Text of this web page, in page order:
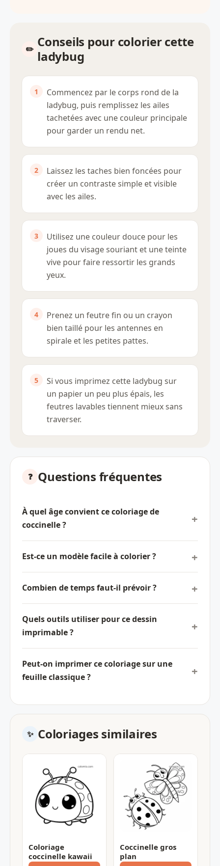
Conseils pour colorier cette
ladybug
Commencez par le corps rond de la
ladybug, puis remplissez les ailes
tachetées avec une couleur principale
pour garder un rendu net.
Laissez les taches bien foncées pour
créer un contraste simple et visible
avec les ailes.
Utilisez une couleur douce pour les
joues du visage souriant et une teinte
vive pour faire ressortir les grands
yeux.
Prenez un feutre fin ou un crayon
bien taillé pour les antennes en
spirale et les petites pattes.
Si vous imprimez cette ladybug sur
un papier un peu plus épais, les
feutres lavables tiennent mieux sans
traverser.
Questions fréquentes
À quel âge convient ce coloriage de
coccinelle ?
Est-ce un modèle facile à colorier ?
Combien de temps faut-il prévoir ?
Quels outils utiliser pour ce dessin
imprimable ?
Peut-on imprimer ce coloriage sur une
feuille classique ?
Coloriages similaires
Coloriage
coccinelle kawaii
Coccinelle gros
plan